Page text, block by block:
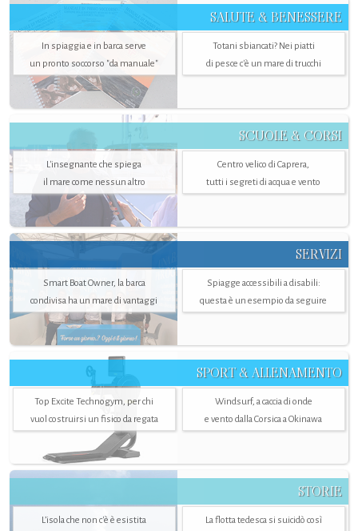
SALUTE & BENESSERE
In spiaggia e in barca serve
un pronto soccorso "da manuale"
Totani sbiancati? Nei piatti
di pesce c'è un mare di trucchi
SCUOLE & CORSI
L'insegnante che spiega
il mare come nessun altro
Centro velico di Caprera,
tutti i segreti di acqua e vento
SERVIZI
Smart Boat Owner, la barca
condivisa ha un mare di vantaggi
Spiagge accessibili a disabili:
questa è un esempio da seguire
SPORT & ALLENAMENTO
Top Excite Technogym, per chi
vuol costruirsi un fisico da regata
Windsurf, a caccia di onde
e vento dalla Corsica a Okinawa
STORIE
L’isola che non c'è è esistita
La flotta tedesca si suicidò così